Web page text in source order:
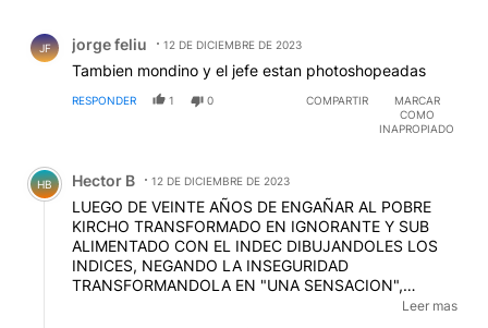
JF jorge feliu 12 DE DICIEMBRE DE 2023
Tambien mondino y el jefe estan photoshopeadas
RESPONDER 1 0 COMPARTIR
MARCAR
COMO
INAPROPIADO
Comentario de Hector B.
HB Hector B 12 DE DICIEMBRE DE 2023
LUEGO DE VEINTE AÑOS DE ENGAÑAR AL POBRE
KIRCHO TRANSFORMADO EN IGNORANTE Y SUB
ALIMENTADO CON EL INDEC DIBUJANDOLES LOS
INDICES, NEGANDO LA INSEGURIDAD
TRANSFORMANDOLA EN "UNA SENSACION",
ASEGURANDO EN LOS FOROS INTERNACIONALES
QUE LA POBREZA ERA DEL 5 POR CIENTO Y QUE
Leer mas